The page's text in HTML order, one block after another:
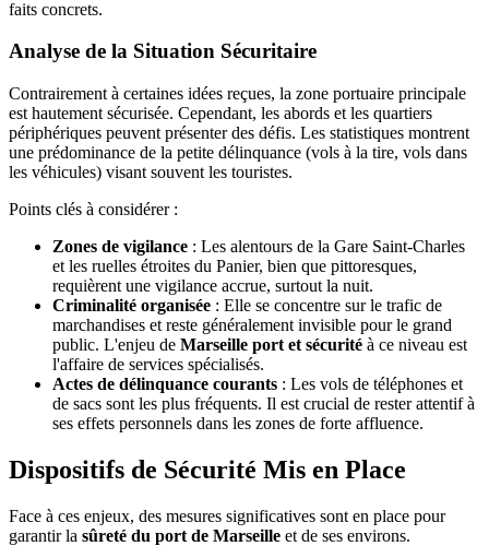
faits concrets.
Analyse de la Situation Sécuritaire
Contrairement à certaines idées reçues, la zone portuaire principale
est hautement sécurisée. Cependant, les abords et les quartiers
périphériques peuvent présenter des défis. Les statistiques montrent
une prédominance de la petite délinquance (vols à la tire, vols dans
les véhicules) visant souvent les touristes.
Points clés à considérer :
Zones de vigilance : Les alentours de la Gare Saint-Charles
et les ruelles étroites du Panier, bien que pittoresques,
requièrent une vigilance accrue, surtout la nuit.
Criminalité organisée : Elle se concentre sur le trafic de
marchandises et reste généralement invisible pour le grand
public. L'enjeu de Marseille port et sécurité à ce niveau est
l'affaire de services spécialisés.
Actes de délinquance courants : Les vols de téléphones et
de sacs sont les plus fréquents. Il est crucial de rester attentif à
ses effets personnels dans les zones de forte affluence.
Dispositifs de Sécurité Mis en Place
Face à ces enjeux, des mesures significatives sont en place pour
garantir la sûreté du port de Marseille et de ses environs.